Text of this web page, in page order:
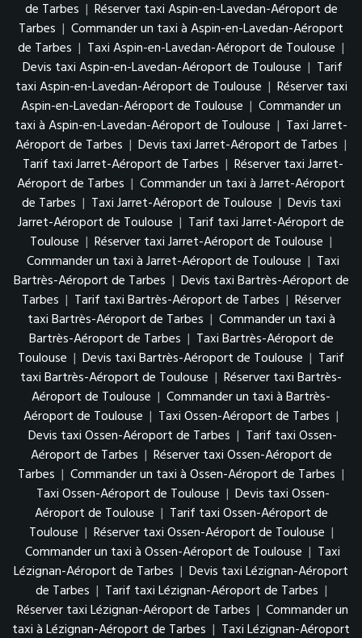
de Tarbes | Réserver taxi Aspin-en-Lavedan-Aéroport de
Tarbes | Commander un taxi à Aspin-en-Lavedan-Aéroport
de Tarbes | Taxi Aspin-en-Lavedan-Aéroport de Toulouse |
Devis taxi Aspin-en-Lavedan-Aéroport de Toulouse | Tarif
taxi Aspin-en-Lavedan-Aéroport de Toulouse | Réserver taxi
Aspin-en-Lavedan-Aéroport de Toulouse | Commander un
taxi à Aspin-en-Lavedan-Aéroport de Toulouse | Taxi Jarret-
Aéroport de Tarbes | Devis taxi Jarret-Aéroport de Tarbes |
Tarif taxi Jarret-Aéroport de Tarbes | Réserver taxi Jarret-
Aéroport de Tarbes | Commander un taxi à Jarret-Aéroport
de Tarbes | Taxi Jarret-Aéroport de Toulouse | Devis taxi
Jarret-Aéroport de Toulouse | Tarif taxi Jarret-Aéroport de
Toulouse | Réserver taxi Jarret-Aéroport de Toulouse |
Commander un taxi à Jarret-Aéroport de Toulouse | Taxi
Bartrès-Aéroport de Tarbes | Devis taxi Bartrès-Aéroport de
Tarbes | Tarif taxi Bartrès-Aéroport de Tarbes | Réserver
taxi Bartrès-Aéroport de Tarbes | Commander un taxi à
Bartrès-Aéroport de Tarbes | Taxi Bartrès-Aéroport de
Toulouse | Devis taxi Bartrès-Aéroport de Toulouse | Tarif
taxi Bartrès-Aéroport de Toulouse | Réserver taxi Bartrès-
Aéroport de Toulouse | Commander un taxi à Bartrès-
Aéroport de Toulouse | Taxi Ossen-Aéroport de Tarbes |
Devis taxi Ossen-Aéroport de Tarbes | Tarif taxi Ossen-
Aéroport de Tarbes | Réserver taxi Ossen-Aéroport de
Tarbes | Commander un taxi à Ossen-Aéroport de Tarbes |
Taxi Ossen-Aéroport de Toulouse | Devis taxi Ossen-
Aéroport de Toulouse | Tarif taxi Ossen-Aéroport de
Toulouse | Réserver taxi Ossen-Aéroport de Toulouse |
Commander un taxi à Ossen-Aéroport de Toulouse | Taxi
Lézignan-Aéroport de Tarbes | Devis taxi Lézignan-Aéroport
de Tarbes | Tarif taxi Lézignan-Aéroport de Tarbes |
Réserver taxi Lézignan-Aéroport de Tarbes | Commander un
taxi à Lézignan-Aéroport de Tarbes | Taxi Lézignan-Aéroport